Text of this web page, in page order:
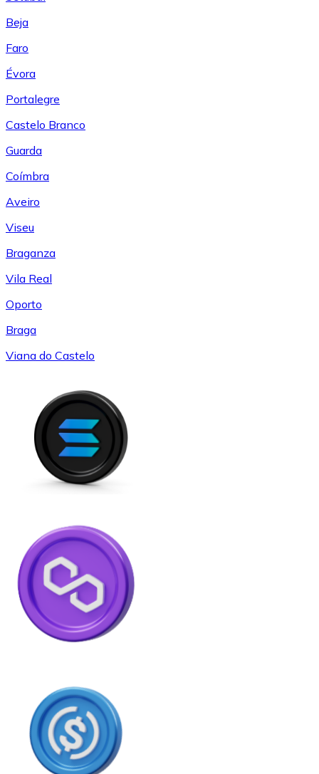
Beja
Faro
Évora
Portalegre
Castelo Branco
Guarda
Coímbra
Aveiro
Viseu
Braganza
Vila Real
Oporto
Braga
Viana do Castelo